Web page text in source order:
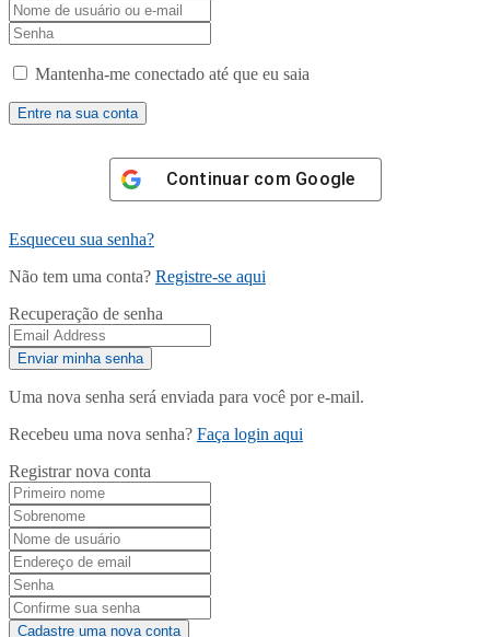
Mantenha-me conectado até que eu saia
Continuar com Google
Esqueceu sua senha?
Não tem uma conta? Registre-se aqui
Recuperação de senha
Uma nova senha será enviada para você por e-mail.
Recebeu uma nova senha? Faça login aqui
Registrar nova conta